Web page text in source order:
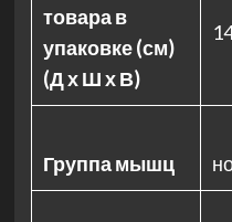
товара в
упаковке (см)
(Д х Ш х В)
Группа мышц